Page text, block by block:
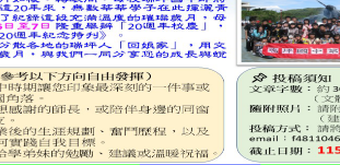
本校115學年度第